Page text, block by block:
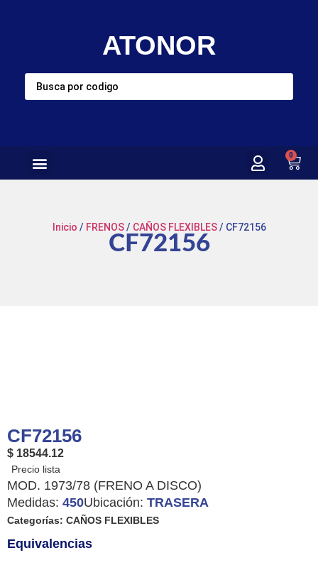
ATONOR
0
Inicio / FRENOS/ CAÑOS FLEXIBLES/ CF72156
CF72156
CF72156
$ 18544.12
MOD. 1973/78 (FRENO A DISCO)
Medidas: 450Ubicación: TRASERA
Categorías: CAÑOS FLEXIBLES
Equivalencias